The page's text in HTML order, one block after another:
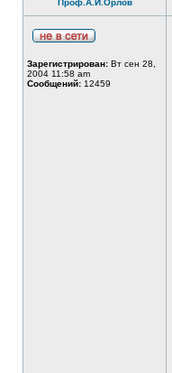
Проф.А.И.Орлов
Зарегистрирован: Вт сен 28,
2004 11:58 am
Сообщений: 12459